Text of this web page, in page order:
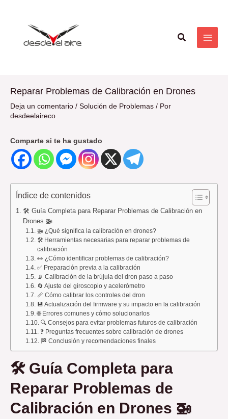
Buscar
Reparar Problemas de Calibración en Drones
Deja un comentario / Solución de Problemas / Por
desdeelaireco
Comparte si te ha gustado
Índice de contenidos
🛠️ Guía Completa para Reparar Problemas de Calibración en
Drones 🚁
🚁 ¿Qué significa la calibración en drones?
🛠️ Herramientas necesarias para reparar problemas de
calibración
👀 ¿Cómo identificar problemas de calibración?
✅ Preparación previa a la calibración
📡 Calibración de la brújula del dron paso a paso
🔄 Ajuste del giroscopio y acelerómetro
📏 Cómo calibrar los controles del dron
💾 Actualización del firmware y su impacto en la calibración
🌐 Errores comunes y cómo solucionarlos
🔍 Consejos para evitar problemas futuros de calibración
❓ Preguntas frecuentes sobre calibración de drones
🏁 Conclusión y recomendaciones finales
🛠️ Guía Completa para
Reparar Problemas de
Calibración en Drones 🚁
entradas